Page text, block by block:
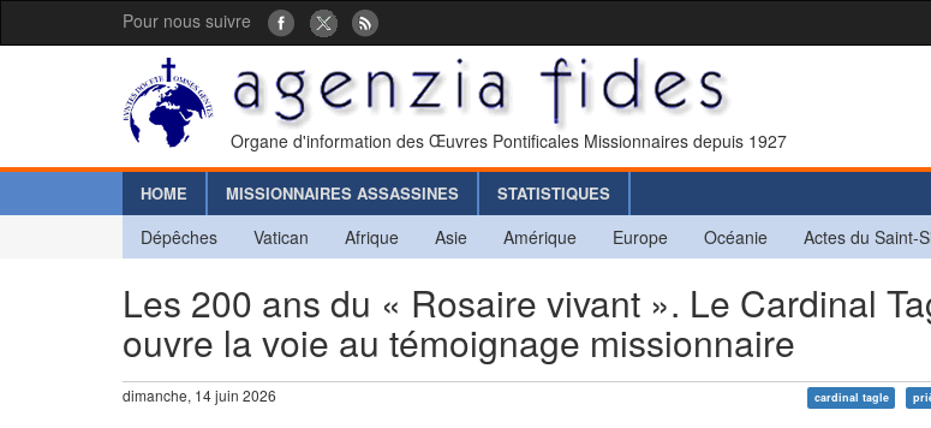
Pour nous suivre
Organe d'information des Œuvres Pontificales Missionnaires depuis 1927
HOME MISSIONNAIRES ASSASSINES STATISTIQUES
Dépêches Vatican Afrique Asie Amérique Europe Océanie Actes du Saint-
Les 200 ans du « Rosaire vivant ». Le Cardinal
ouvre la voie au témoignage missionnaire
dimanche, 14 juin 2026 cardinal tagle